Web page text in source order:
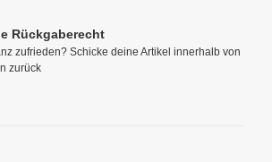
Rückgaberecht
zufrieden? Schicke deine Artikel innerhalb von
zurück